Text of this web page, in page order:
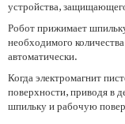
устройства,
Робот прижимает
необходимого
автоматически.
Когда электромагнит
поверхности, приводя в
шпильку и рабочую